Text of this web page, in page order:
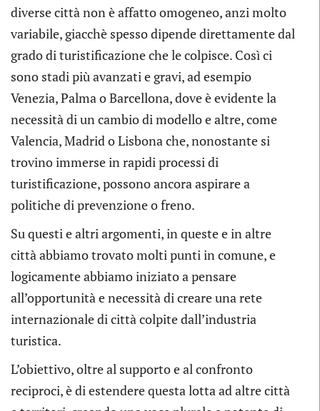
diverse città non è affatto omogeneo, anzi molto
variabile, giacchè spesso dipende direttamente dal
grado di turistificazione che le colpisce. Così ci
sono stadi più avanzati e gravi, ad esempio
Venezia, Palma o Barcellona, dove è evidente la
necessità di un cambio di modello e altre, come
Valencia, Madrid o Lisbona che, nonostante si
trovino immerse in rapidi processi di
turistificazione, possono ancora aspirare a
politiche di prevenzione o freno.
Su questi e altri argomenti, in queste e in altre
città abbiamo trovato molti punti in comune, e
logicamente abbiamo iniziato a pensare
all’opportunità e necessità di creare una rete
internazionale di città colpite dall’industria
turistica.
L’obiettivo, oltre al supporto e al confronto
reciproci, è di estendere questa lotta ad altre città